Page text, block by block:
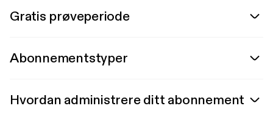
Gratis prøveperiode
Abonnementstyper
Hvordan administrere ditt abonnement